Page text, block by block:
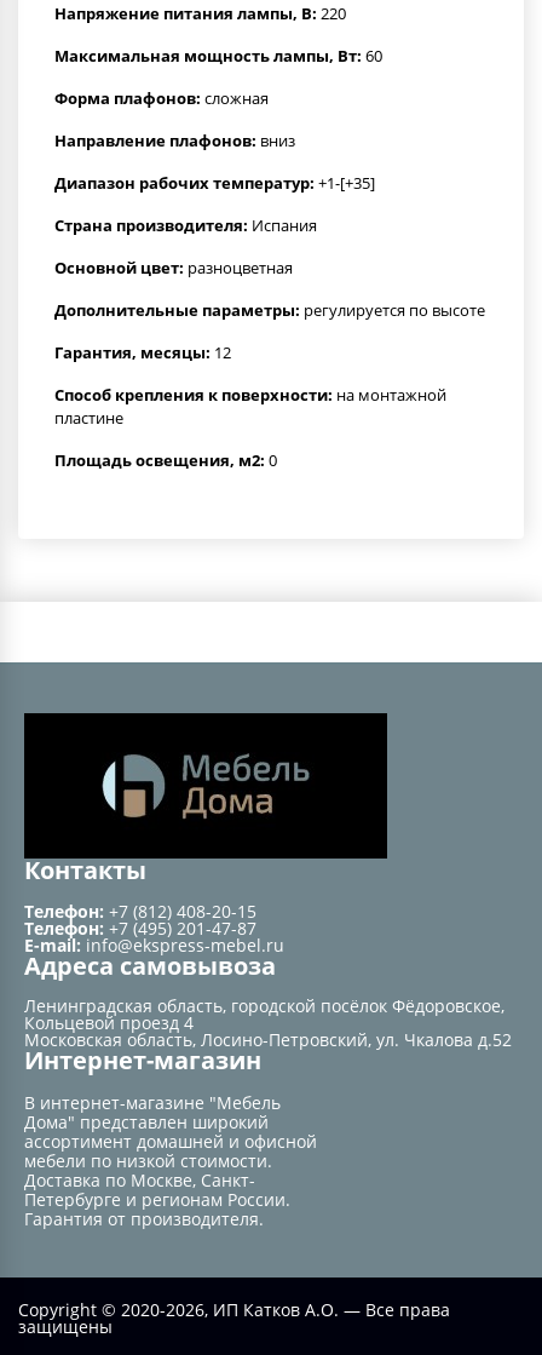
Напряжение питания лампы, В: 220
Максимальная мощность лампы, Вт: 60
Форма плафонов: сложная
Направление плафонов: вниз
Диапазон рабочих температур: +1-[+35]
Страна производителя: Испания
Основной цвет: разноцветная
Дополнительные параметры: регулируется по высоте
Гарантия, месяцы: 12
Способ крепления к поверхности: на монтажной
пластине
Площадь освещения, м2: 0
Контакты
Телефон: +7 (812) 408-20-15
Телефон: +7 (495) 201-47-87
E-mail: info@ekspress-mebel.ru
Адреса самовывоза
Ленинградская область, городской посёлок Фёдоровское,
Кольцевой проезд 4
Московская область, Лосино-Петровский, ул. Чкалова д.52
Интернет-магазин
В интернет-магазине "Мебель
Дома" представлен широкий
ассортимент домашней и офисной
мебели по низкой стоимости.
Доставка по Москве, Санкт-
Петербурге и регионам России.
Гарантия от производителя.
Copyright © 2020-2026, ИП Катков А.О. — Все права
защищены